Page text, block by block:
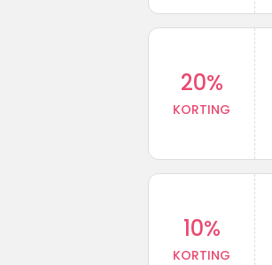
20%
KORTING
10%
KORTING